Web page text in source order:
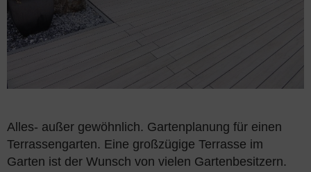
Alles- außer gewöhnlich. Gartenplanung für einen
Terrassengarten. Eine großzügige Terrasse im
Garten ist der Wunsch von vielen Gartenbesitzern.